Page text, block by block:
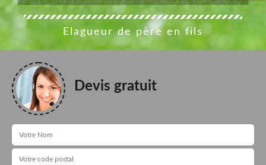
Elagueur de père en fils
Devis gratuit